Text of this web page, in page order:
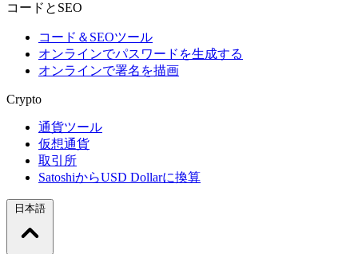
コードとSEO
コード＆SEOツール
オンラインでパスワードを生成する
オンラインで署名を描画
Crypto
通貨ツール
仮想通貨
取引所
SatoshiからUSD Dollarに換算